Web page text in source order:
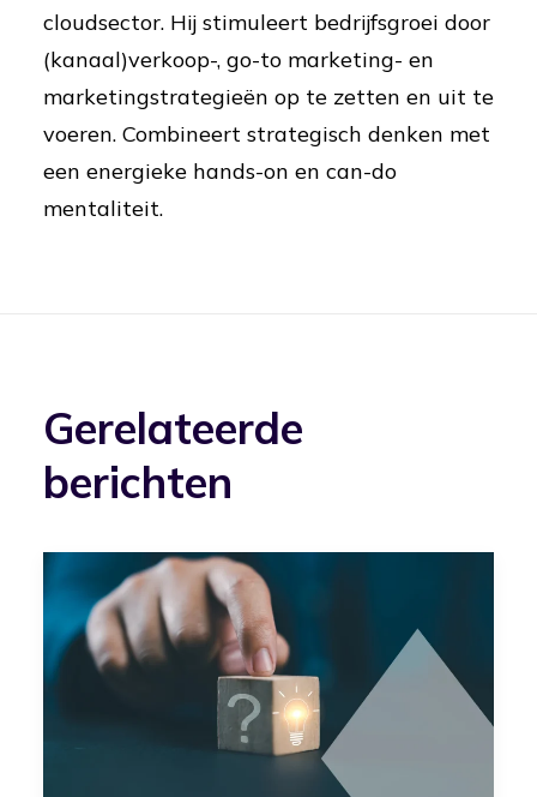
cloudsector. Hij stimuleert bedrijfsgroei door
(kanaal)verkoop-, go-to marketing- en
marketingstrategieën op te zetten en uit te
voeren. Combineert strategisch denken met
een energieke hands-on en can-do
mentaliteit.
Gerelateerde
berichten